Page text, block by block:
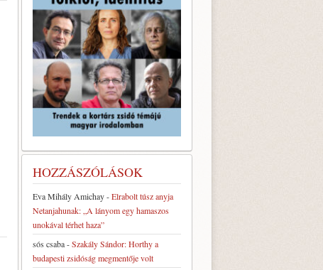
HOZZÁSZÓLÁSOK
Eva Mihály Amichay-Elrabolt túsz anyja
Netanjahunak: „A lányom egy hamaszos
unokával térhet haza”
sós csaba-Szakály Sándor: Horthy a
budapesti zsidóság megmentője volt